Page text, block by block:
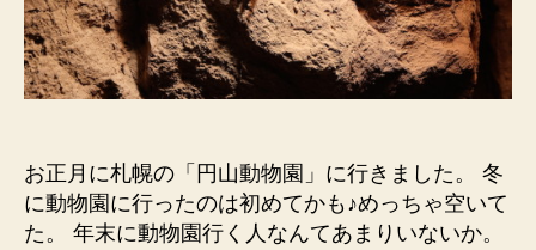
の
お正月に札幌の「円山動物園」に行きました。 冬
に動物園に行ったのは初めてかも♪めっちゃ空いて
た。 年末に動物園行く人なんてあまりいないか。